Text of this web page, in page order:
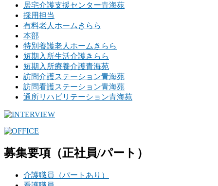
居宅介護支援センター青海苑
採用担当
有料老人ホームきらら
本部
特別養護老人ホームきらら
短期入所生活介護きらら
短期入所療養介護青海苑
訪問介護ステーション青海苑
訪問看護ステーション青海苑
通所リハビリテーション青海苑
募集要項 （正社員/パート）
介護職員（パートあり）